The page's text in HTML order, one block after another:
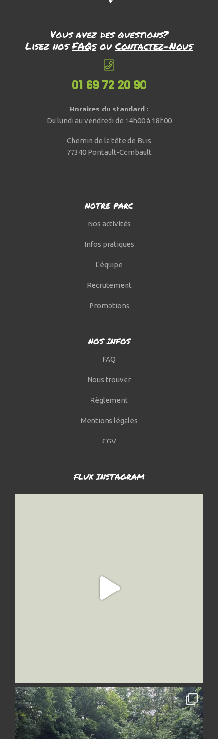
Vous avez des questions?
Lisez nosFAQsou Contactez-Nous
01 69 72 20 90
Horaires du standard :
Du lundi au vendredi de 14h00 à 18h00
Chemin de la tête de Buis
77340 Pontault-Combault
NOTRE PARC
Nos activités
Infos pratiques
L'équipe
Recrutement
Promotions
NOS INFOS
FAQ
Nous trouver
Règlement
Mentions légales
CGV
FLUX INSTAGRAM